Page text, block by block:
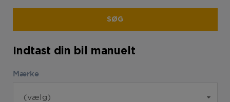
SØG
Indtast din bil manuelt
Mærke